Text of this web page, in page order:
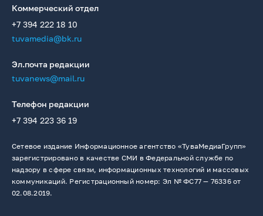
Коммерческий отдел
+7 394 222 18 10
tuvamedia@bk.ru
Эл.почта редакции
tuvanews@mail.ru
Телефон редакции
+7 394 223 36 19
Сетевое издание Информационное агентство «ТуваМедиаГрупп»
зарегистрировано в качестве СМИ в Федеральной службе по
надзору в сфере связи, информационных технологий и массовых
коммуникаций. Регистрационный номер: Эл № ФС77 — 76336 от
02.08.2019.